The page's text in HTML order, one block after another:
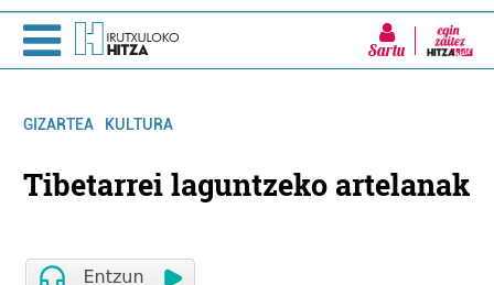
Sartu
GIZARTEA KULTURA
Tibetarrei laguntzeko artelanak